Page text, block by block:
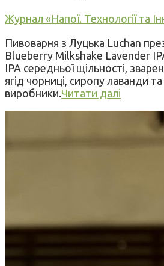
Журнал «Напої. Технології та
Пивоварня з Луцька Luchan
Blueberry Milkshake Lavender
IPA середньої щільності,
ягід чорниці, сиропу лаванди
виробники.Читати далі